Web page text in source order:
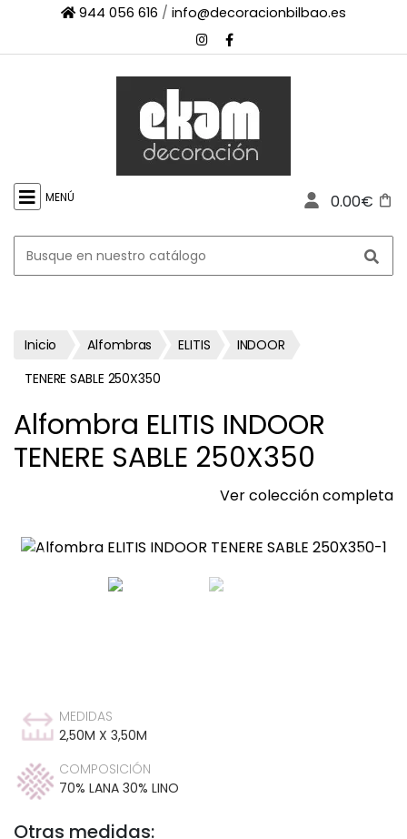
944 056 616 / info@decoracionbilbao.es
MENÚ 0.00€
INICIO
SHOWROOM
ESPACIO
PROYECTOS
Inicio Alfombras ELITIS
INDOOR
TENERE SABLE 250X350
Alfombra ELITIS INDOOR
TENERE SABLE 250X350
Ver colección completa
MEDIDAS
2,50M X 3,50M
COMPOSICIÓN
70% LANA 30% LINO
Otras medidas: